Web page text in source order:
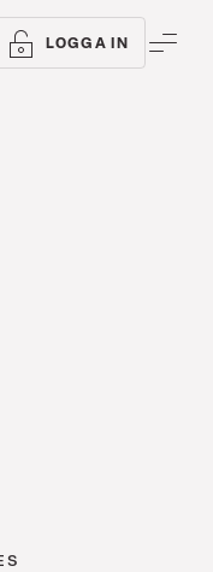
LOGGA IN